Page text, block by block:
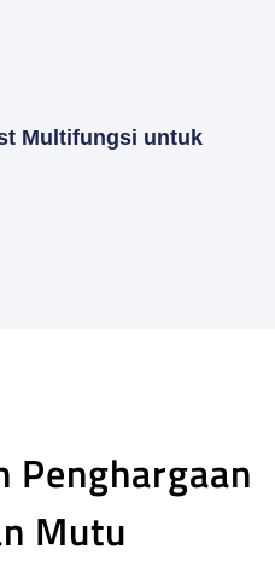
Multifungsi untuk
Mutu